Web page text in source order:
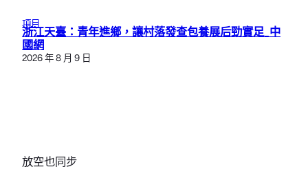
項目
浙江天臺：青年進鄉，讓村落發查包養展后勁實足_中
國網
2026 年 8 月 9 日
放空也同步